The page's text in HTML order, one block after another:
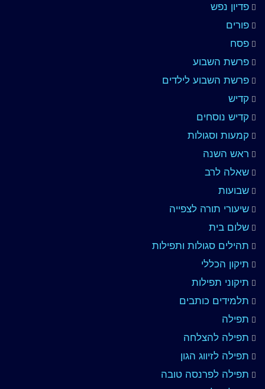
פדיון נפש
פורים
פסח
פרשת השבוע
פרשת השבוע לילדים
קדיש
קדיש נוסחים
קמעות וסגולות
ראש השנה
שאלה לרב
שבועות
שיעורי תורה לצפייה
שלום בית
תהילים סגולות ותפילות
תיקון הכללי
תיקוני תפילות
תלמידים כותבים
תפילה
תפילה להצלחה
תפילה לזיווג הגון
תפילה לפרנסה טובה